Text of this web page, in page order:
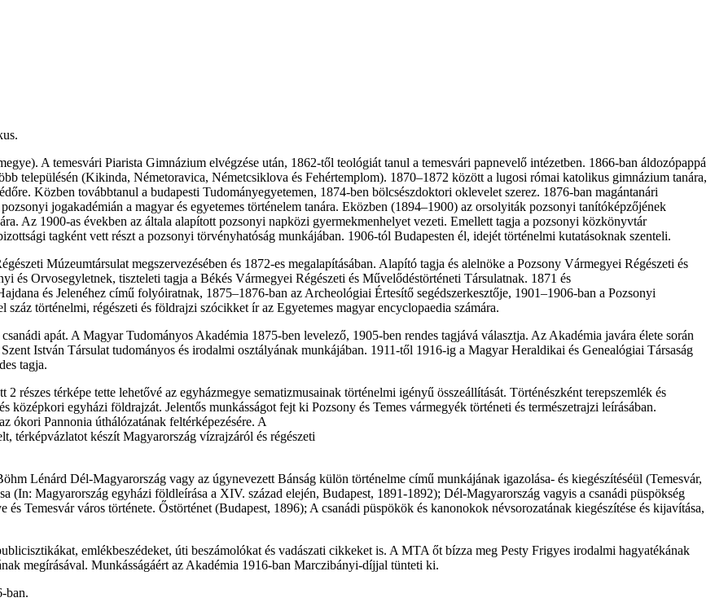
A temesvári Piarista Gimnázium elvégzése után, 1862-től teológiát tanul a temesvári papnevelő intézetben. 1866-ban áldozópappá
településén (Kikinda, Németoravica, Németcsiklova és Fehértemplom). 1870–1872 között a lugosi római katolikus gimnázium tanára,
Közben továbbtanul a budapesti Tudományegyetemen, 1874-ben bölcsészdoktori oklevelet szerez. 1876-ban magántanári
jogakadémián a magyar és egyetemes történelem tanára. Eközben (1894–1900) az orsolyiták pozsonyi tanítóképzőjének
Az 1900-as években az általa alapított pozsonyi napközi gyermekmenhelyet vezeti. Emellett tagja a pozsonyi közkönyvtár
tagként vett részt a pozsonyi törvényhatóság munkájában. 1906-tól Budapesten él, idejét történelmi kutatásoknak szenteli.
Múzeumtársulat megszervezésében és 1872-es megalapításában. Alapító tagja és alelnöke a Pozsony Vármegyei Régészeti és
és Orvosegyletnek, tiszteleti tagja a Békés Vármegyei Régészeti és Művelődéstörténeti Társulatnak. 1871 és
és Jelenéhez című folyóiratnak, 1875–1876-ban az Archeológiai Értesítő segédszerkesztője, 1901–1906-ban a Pozsonyi
történelmi, régészeti és földrajzi szócikket ír az Egyetemes magyar encyclopaedia számára.
apát. A Magyar Tudományos Akadémia 1875-ben levelező, 1905-ben rendes tagjává választja. Az Akadémia javára élete során
István Társulat tudományos és irodalmi osztályának munkájában. 1911-től 1916-ig a Magyar Heraldikai és Genealógiai Társaság
tagja.
részes térképe tette lehetővé az egyházmegye sematizmusainak történelmi igényű összeállítását. Történészként terepszemlék és
egyházi földrajzát. Jelentős munkásságot fejt ki Pozsony és Temes vármegyék történeti és természetrajzi leírásában.
ókori Pannonia úthálózatának feltérképezésére. A
térképvázlatot készít Magyarország vízrajzáról és régészeti
Lénárd Dél-Magyarország vagy az úgynevezett Bánság külön történelme című munkájának igazolása- és kiegészítéséül (Temesvár,
(In: Magyarország egyházi földleírása a XIV. század elején, Budapest, 1891-1892); Dél-Magyarország vagyis a csanádi püspökség
Temesvár város története. Őstörténet (Budapest, 1896); A csanádi püspökök és kanonokok névsorozatának kiegészítése és kijavítása,
emlékbeszédeket, úti beszámolókat és vadászati cikkeket is. A MTA őt bízza meg Pesty Frigyes irodalmi hagyatékának
megírásával. Munkásságáért az Akadémia 1916-ban Marczibányi-díjjal tünteti ki.
ban.